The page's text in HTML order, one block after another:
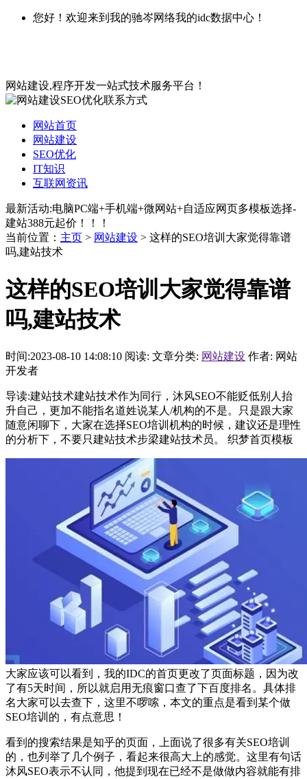
您好！欢迎来到我的驰岑网络我的idc数据中心！
网站建设,程序开发一站式技术服务平台！
网站首页
网站建设
SEO优化
IT知识
互联网资讯
最新活动:电脑PC端+手机端+微网站+自适应网页多模板选择-
建站388元起价！！！
当前位置： 主页 > 网站建设 > 这样的SEO培训大家觉得靠谱
吗,建站技术
这样的SEO培训大家觉得靠谱
吗,建站技术
时间:2023-08-10 14:08:10 阅读: 文章分类: 网站建设 作者: 网站
开发者
导读:建站技术建站技术作为同行，沐风SEO不能贬低别人抬
升自己，更加不能指名道姓说某人/机构的不是。只是跟大家
随意闲聊下，大家在选择SEO培训机构的时候，建议还是理性
的分析下，不要只建站技术步梁建站技术员。 织梦首页模板
大家应该可以看到，我的IDC的首页更改了页面标题，因为改
了有5天时间，所以就启用无痕窗口查了下百度排名。具体排
名大家可以去查下，这里不啰嗦，本文的重点是看到某个做
SEO培训的，有点意思！
看到的搜索结果是知乎的页面，上面说了很多有关SEO培训
的，也列举了几个例子，看起来很高大上的感觉。这里有句话
沐风SEO表示不认同，他提到现在已经不是做做内容就能有排